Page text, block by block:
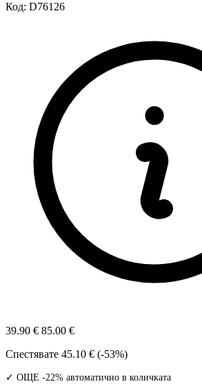
Код: D76126
39.90 € 85.00 €
Спестявате 45.10 € (-53%)
✓ ОЩЕ -22% автоматично в количката